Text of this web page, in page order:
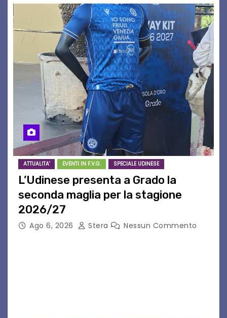
ATTUALITA' EVENTI IN F.V.G. SPECIALE UDINESE
L’Udinese presenta a Grado la
seconda maglia per la stagione
2026/27
Ago 6, 2026 Stera Nessun Commento